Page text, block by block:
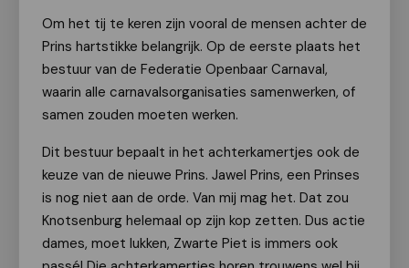
Om het tij te keren zijn vooral de mensen achter de
Prins hartstikke belangrijk. Op de eerste plaats het
bestuur van de Federatie Openbaar Carnaval,
waarin alle carnavalsorganisaties samenwerken, of
samen zouden moeten werken.
Dit bestuur bepaalt in het achterkamertjes ook de
keuze van de nieuwe Prins. Jawel Prins, een Prinses
is nog niet aan de orde. Van mij mag het. Dat zou
Knotsenburg helemaal op zijn kop zetten. Dus actie
dames, moet lukken, Zwarte Piet is immers ook